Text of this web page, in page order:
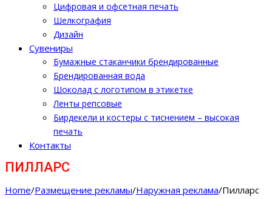
Цифровая и офсетная печать
Шелкография
Дизайн
Cувениры
Бумажные стаканчики брендированные
Брендированная вода
Шоколад с логотипом в этикетке
Ленты репсовые
Бирдекели и костеры с тиснением – высокая
печать
Контакты
ПИЛЛАРС
Home/Размещение рекламы/Наружная реклама/Пилларс